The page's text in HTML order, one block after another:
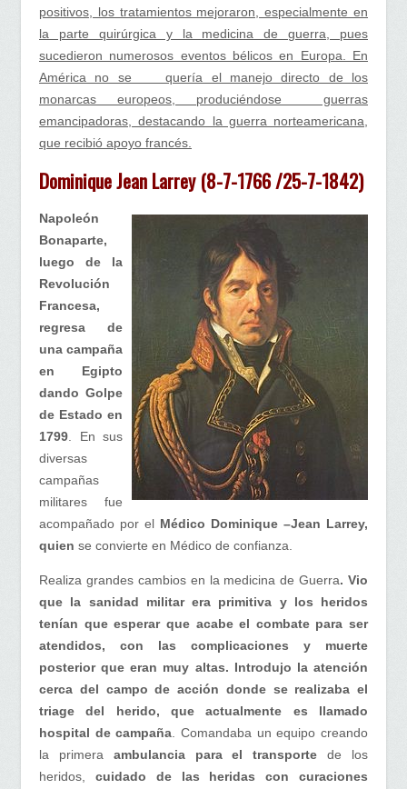
positivos, los tratamientos mejoraron, especialmente en
la parte quirúrgica y la medicina de guerra, pues
sucedieron numerosos eventos bélicos en Europa. En
América no se quería el manejo directo de los
monarcas europeos, produciéndose guerras
emancipadoras, destacando la guerra norteamericana,
que recibió apoyo francés.
Dominique Jean Larrey (8-7-1766 /25-7-1842)
Napoleón
Bonaparte,
luego de la
Revolución
Francesa,
regresa de
una campaña
en Egipto
dando Golpe
de Estado en
1799 . En sus
diversas
campañas
militares fue
acompañado por el Médico Dominique –Jean Larrey,
quien se convierte en Médico de confianza.
Realiza grandes cambios en la medicina de Guerra. Vio
que la sanidad militar era primitiva y los heridos
tenían que esperar que acabe el combate para ser
atendidos, con las complicaciones y muerte
posterior que eran muy altas. Introdujo la atención
cerca del campo de acción donde se realizaba el
triage del herido, que actualmente es llamado
hospital de campaña . Comandaba un equipo creando
la primera ambulancia para el transporte de los
heridos, cuidado de las heridas con curaciones